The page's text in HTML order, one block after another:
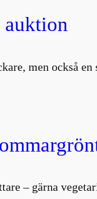
auktion
men också
– gärna